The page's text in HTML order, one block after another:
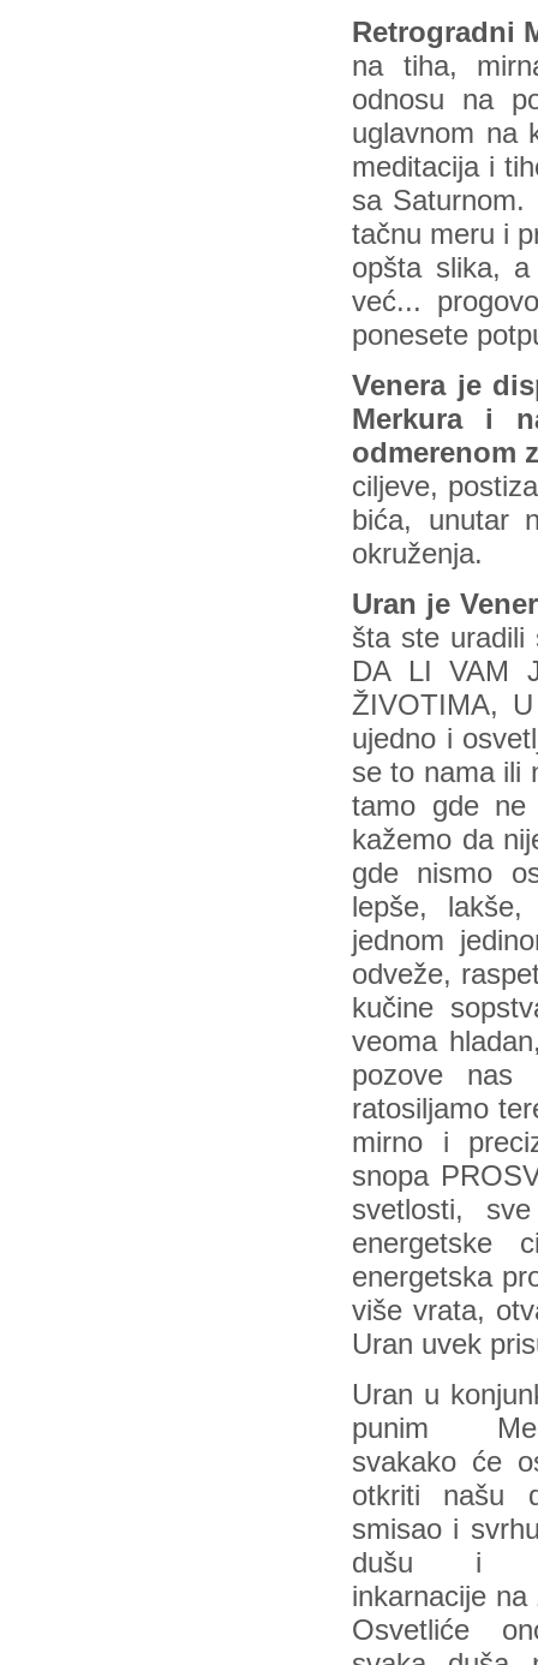
Retrogradni
na tiha,
odnosu na
uglavnom na
meditacija i
sa Saturnom.
tačnu meru i
opšta slika,
već...
ponesete
Venera je
Merkura i
odmerenom
ciljeve,
bića, unutar
okruženja.
Uran je
šta ste uradili
DA LI VAM
ŽIVOTIMA,
ujedno i
se to nama ili
tamo gde ne
kažemo da
gde nismo
lepše,
jednom
odveže,
kučine
veoma
pozove nas
ratosiljamo
mirno i
snopa
svetlosti,
energetske
energetska
više vrata,
Uran uvek
Uran u
punim
svakako će
otkriti našu
smisao i
dušu i
inkarnacije na
Osvetliće